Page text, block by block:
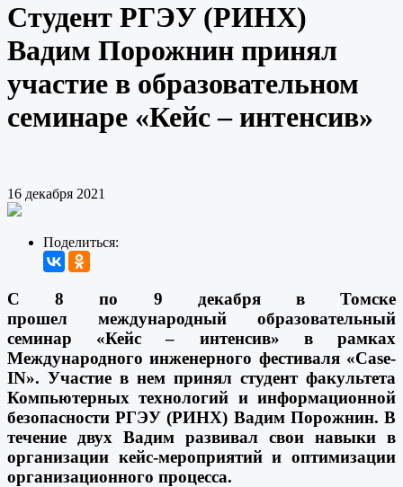
Студент РГЭУ (РИНХ)
Вадим Порожнин принял
участие в образовательном
семинаре «Кейс – интенсив»
16 декабря 2021
Поделиться:
С 8 по 9 декабря в Томске
прошел международный образовательный
семинар «Кейс – интенсив» в рамках
Международного инженерного фестиваля «Case-
IN». Участие в нем принял студент факультета
Компьютерных технологий и информационной
безопасности РГЭУ (РИНХ) Вадим Порожнин. В
течение двух Вадим развивал свои навыки в
организации кейс-мероприятий и оптимизации
организационного процесса.